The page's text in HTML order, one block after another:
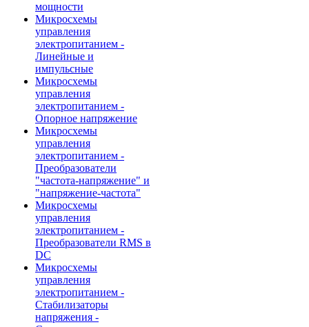
мощности
Микросхемы
управления
электропитанием -
Линейные и
импульсные
Микросхемы
управления
электропитанием -
Опорное напряжение
Микросхемы
управления
электропитанием -
Преобразователи
"частота-напряжение" и
"напряжение-частота"
Микросхемы
управления
электропитанием -
Преобразователи RMS в
DC
Микросхемы
управления
электропитанием -
Стабилизаторы
напряжения -